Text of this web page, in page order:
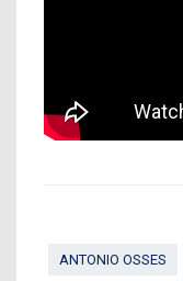
ANTONIO OSSES